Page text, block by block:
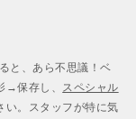
と、あら不思議！ベ
→保存し、
スペシャル
い。スタッフが特に気